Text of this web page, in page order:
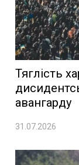
Тяглість
авангарду
31.07.2026